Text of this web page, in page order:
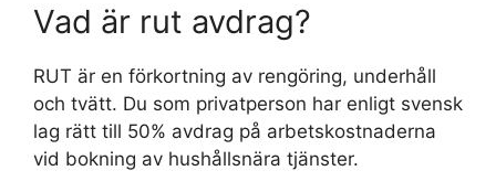
Vad är rut avdrag?
RUT är en förkortning av rengöring, underhåll
och tvätt. Du som privatperson har enligt svensk
lag rätt till 50% avdrag på arbetskostnaderna
vid bokning av hushållsnära tjänster.